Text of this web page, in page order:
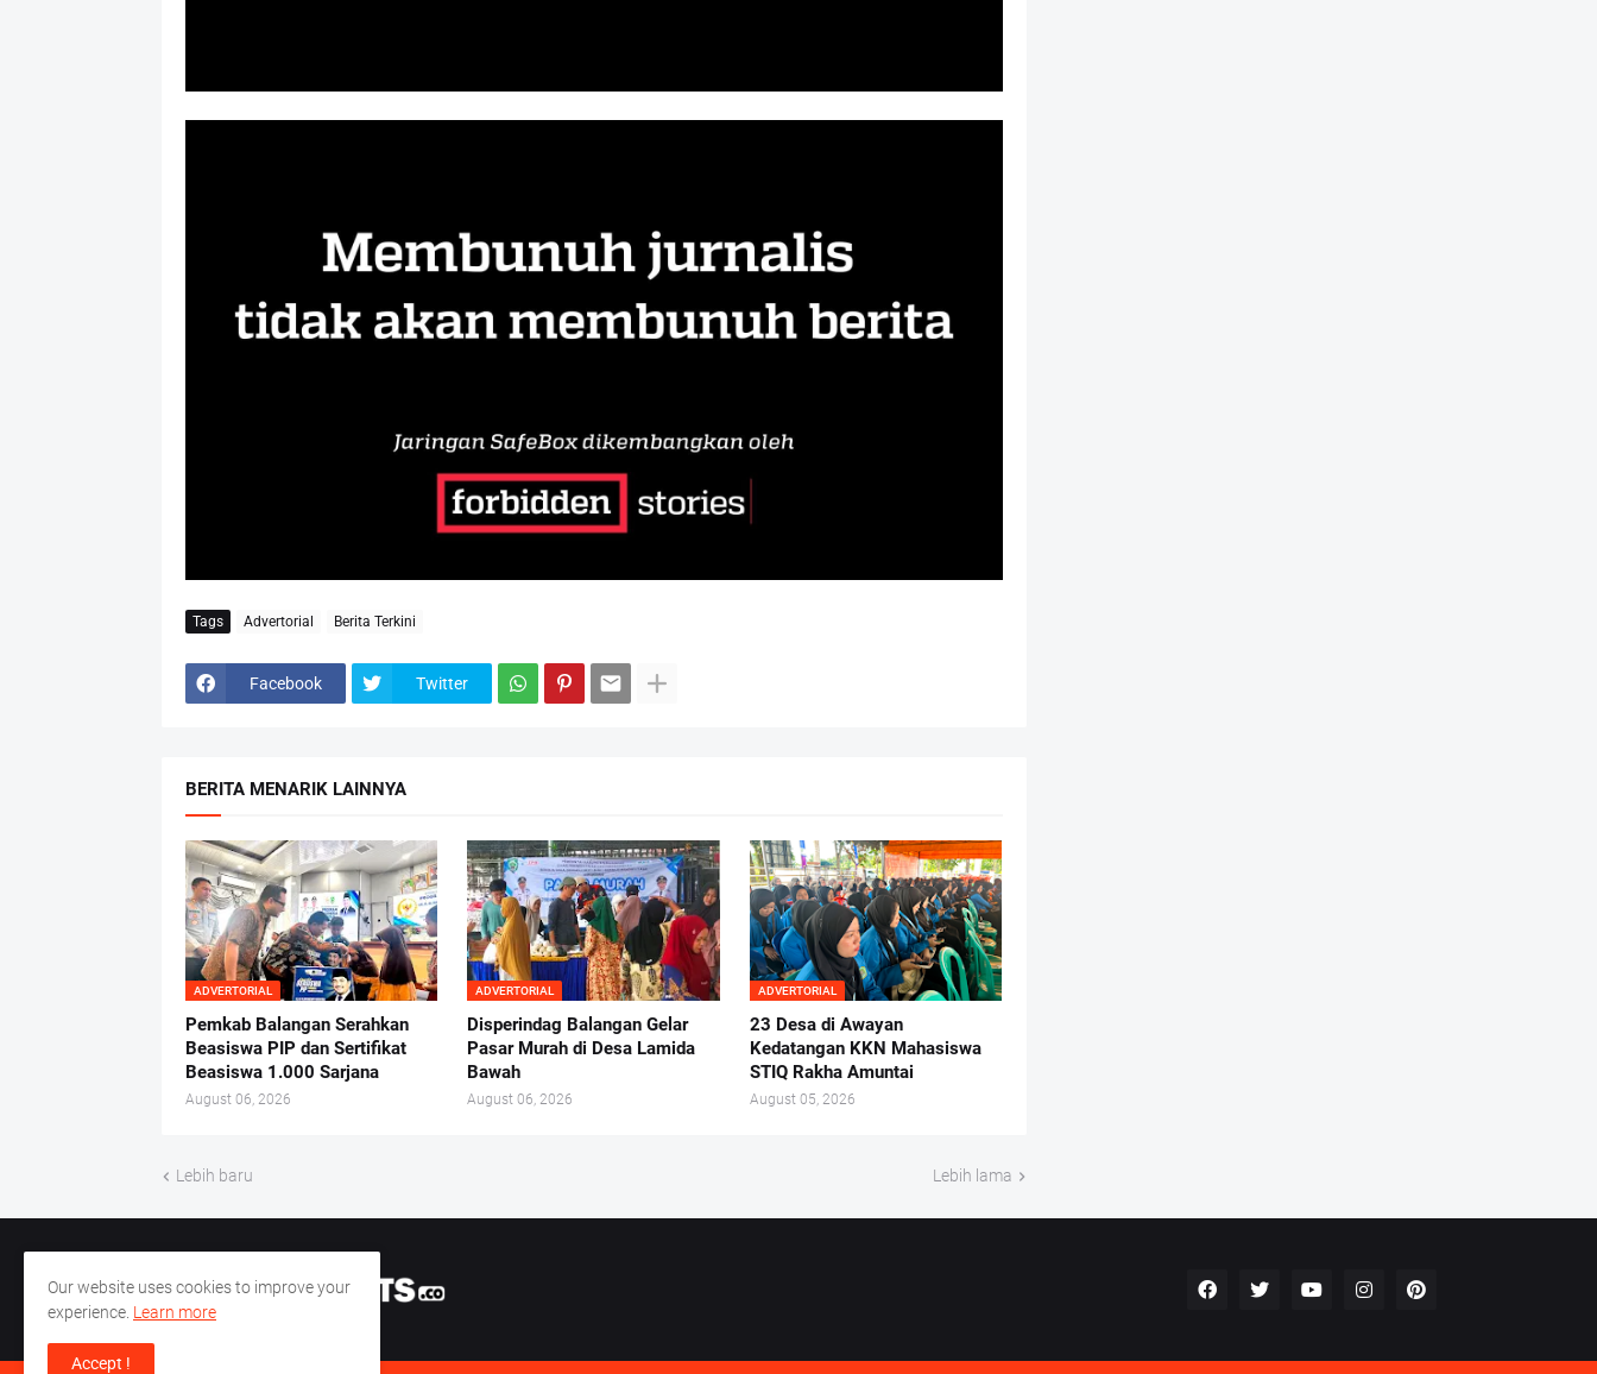
Tags Advertorial Berita Terkini
Facebook Twitter
BERITA MENARIK LAINNYA
ADVERTORIAL
Pemkab Balangan Serahkan
Beasiswa PIP dan Sertifikat
Beasiswa 1.000 Sarjana
August 06, 2026
ADVERTORIAL
Disperindag Balangan Gelar
Pasar Murah di Desa Lamida
Bawah
August 06, 2026
ADVERTORIAL
23 Desa di Awayan
Kedatangan KKN Mahasiswa
STIQ Rakha Amuntai
August 05, 2026
Lebih baru Lebih lama
Our website uses cookies to improve your
experience. Learn more
Accept !